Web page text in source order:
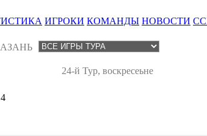
ИГРОКИ КОМАНДЫ НОВОСТИ
24-й Тур, воскресеьне